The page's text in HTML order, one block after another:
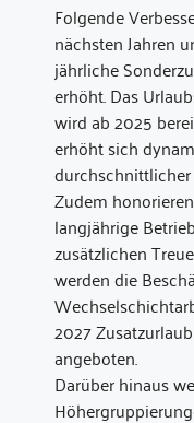
Folgende
nächsten Jahren
jährliche
erhöht. Das
wird ab 2025
erhöht sich
Zudem
langjährige
zusätzlichen
werden die
2027
angeboten.
Darüber hinaus